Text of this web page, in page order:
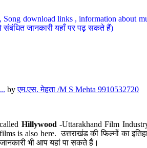
download links , information about
संबंधित जानकारी यहाँ पर पढ़ सकते हैं)
byएम.एस. मेहता /M S Mehta 9910532720
Hillywood-Uttarakhand Film
is also here. उत्तराखंड की फिल्मों का
भी आप यहां पा सकते हैं।